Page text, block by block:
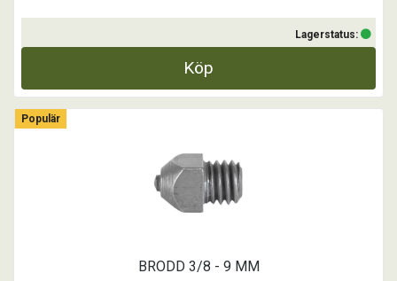
Lagerstatus:
Köp
Populär
BRODD 3/8 - 9 MM